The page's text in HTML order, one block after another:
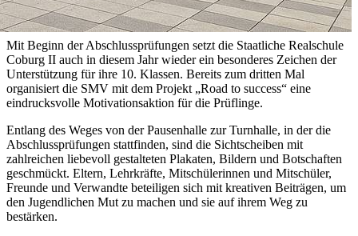
Mit Beginn der Abschlussprüfungen setzt die Staatliche Realschule
Coburg II auch in diesem Jahr wieder ein besonderes Zeichen der
Unterstützung für ihre 10. Klassen. Bereits zum dritten Mal
organisiert die SMV mit dem Projekt „Road to success“ eine
eindrucksvolle Motivationsaktion für die Prüflinge.
Entlang des Weges von der Pausenhalle zur Turnhalle, in der die
Abschlussprüfungen stattfinden, sind die Sichtscheiben mit
zahlreichen liebevoll gestalteten Plakaten, Bildern und Botschaften
geschmückt. Eltern, Lehrkräfte, Mitschülerinnen und Mitschüler,
Freunde und Verwandte beteiligen sich mit kreativen Beiträgen, um
den Jugendlichen Mut zu machen und sie auf ihrem Weg zu
bestärken.